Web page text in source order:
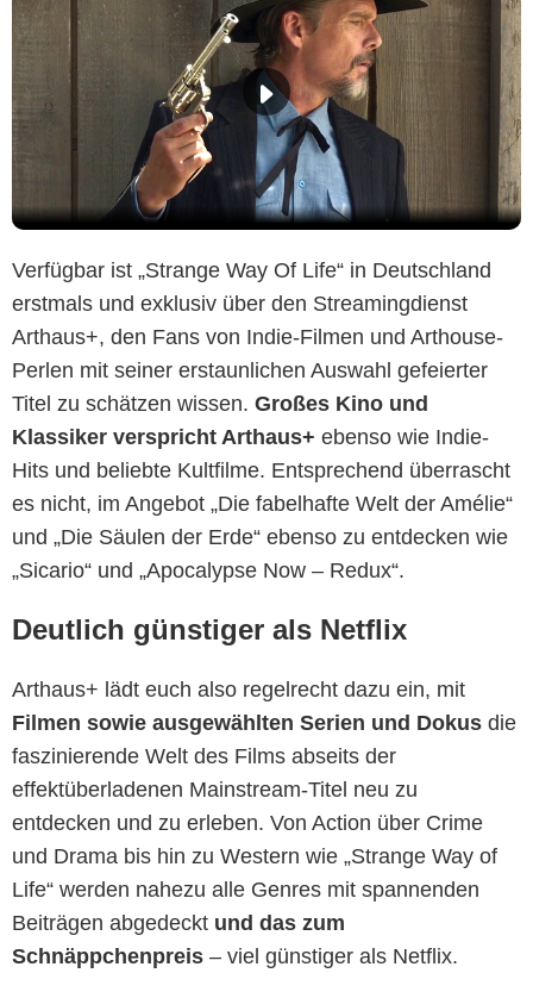
Verfügbar ist „Strange Way Of Life“ in Deutschland
erstmals und exklusiv über den Streamingdienst
Arthaus+, den Fans von Indie-Filmen und Arthouse-
Perlen mit seiner erstaunlichen Auswahl gefeierter
Titel zu schätzen wissen. Großes Kino und
Klassiker verspricht Arthaus+ ebenso wie Indie-
Hits und beliebte Kultfilme. Entsprechend überrascht
es nicht, im Angebot „Die fabelhafte Welt der Amélie“
und „Die Säulen der Erde“ ebenso zu entdecken wie
„Sicario“ und „Apocalypse Now – Redux“.
Deutlich günstiger als Netflix
Arthaus+ lädt euch also regelrecht dazu ein, mit
Filmen sowie ausgewählten Serien und Dokus die
faszinierende Welt des Films abseits der
effektüberladenen Mainstream-Titel neu zu
entdecken und zu erleben. Von Action über Crime
und Drama bis hin zu Western wie „Strange Way of
Life“ werden nahezu alle Genres mit spannenden
Beiträgen abgedeckt und das zum
Schnäppchenpreis – viel günstiger als Netflix.